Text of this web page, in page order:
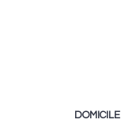
DOMICILE